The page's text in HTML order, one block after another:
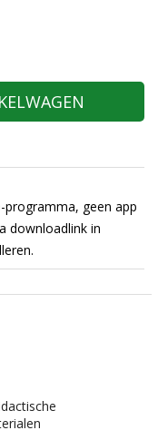
programma, geen app
downloadlink in